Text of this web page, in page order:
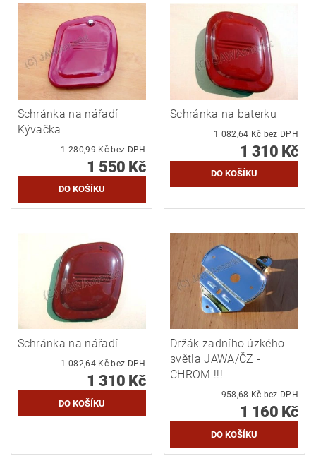
Schránka na nářadí
Kývačka
1 280,99 Kč bez DPH
1 550 Kč
Schránka na baterku
1 082,64 Kč bez DPH
1 310 Kč
Schránka na nářadí
1 082,64 Kč bez DPH
1 310 Kč
Držák zadního úzkého
světla JAWA/ČZ -
CHROM !!!
958,68 Kč bez DPH
1 160 Kč